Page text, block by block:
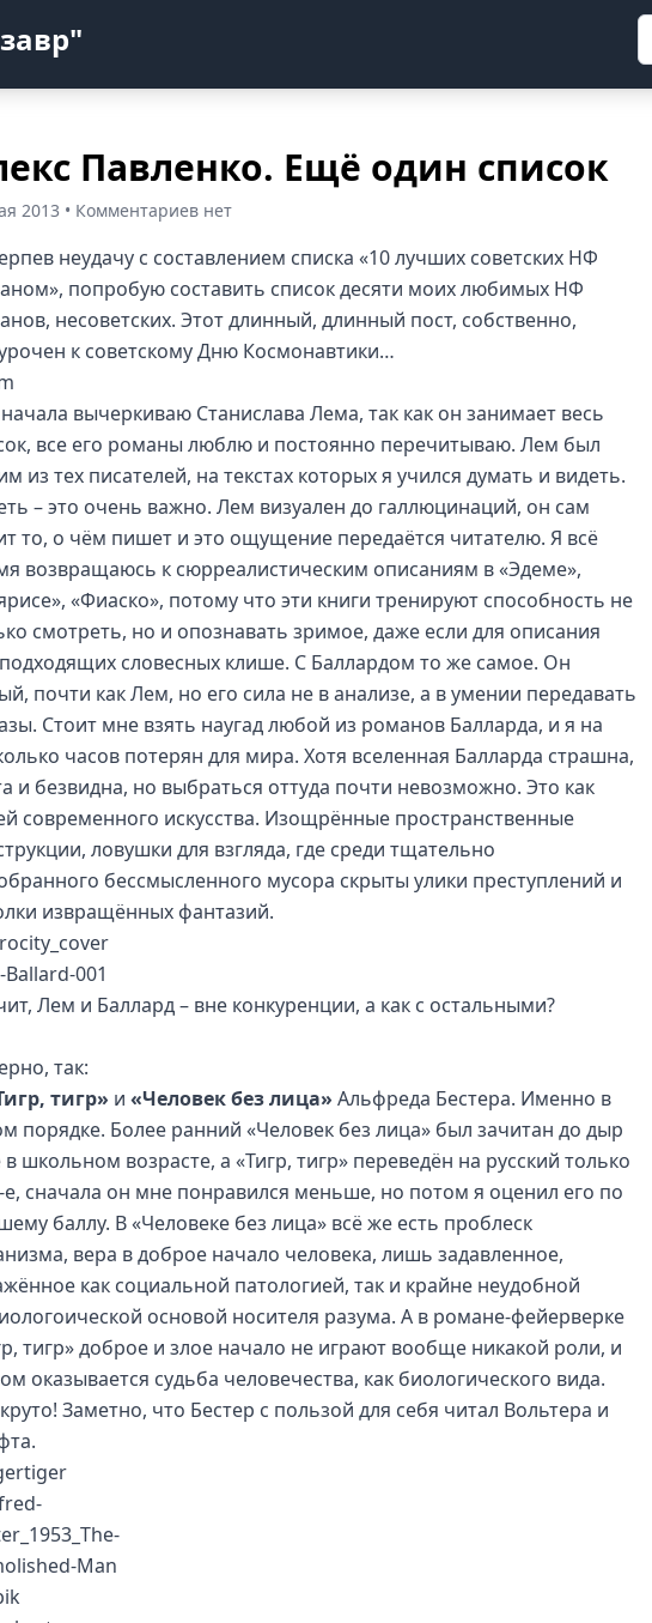
Павленко. Ещё один список
2013 • Комментариев нет
неудачу с составлением списка «10 лучших советских НФ
попробую составить список десяти моих любимых НФ
несоветских. Этот длинный, длинный пост, собственно,
к советскому Дню Космонавтики…
вычеркиваю Станислава Лема, так как он занимает весь
все его романы люблю и постоянно перечитываю. Лем был
из тех писателей, на текстах которых я учился думать и видеть.
– это очень важно. Лем визуален до галлюцинаций, он сам
то, о чём пишет и это ощущение передаётся читателю. Я всё
возвращаюсь к сюрреалистическим описаниям в «Эдеме»,
«Фиаско», потому что эти книги тренируют способность не
смотреть, но и опознавать зримое, даже если для описания
словесных клише. С Баллардом то же самое. Он
почти как Лем, но его сила не в анализе, а в умении передавать
Стоит мне взять наугад любой из романов Балларда, и я на
часов потерян для мира. Хотя вселенная Балларда страшна,
и безвидна, но выбраться оттуда почти невозможно. Это как
современного искусства. Изощрённые пространственные
ловушки для взгляда, где среди тщательно
бессмысленного мусора скрыты улики преступлений и
извращённых фантазий.
Лем и Баллард – вне конкуренции, а как с остальными?
так:
тигр» и «Человек без лица» Альфреда Бестера. Именно в
порядке. Более ранний «Человек без лица» был зачитан до дыр
школьном возрасте, а «Тигр, тигр» переведён на русский только
е, сначала он мне понравился меньше, но потом я оценил его по
баллу. В «Человеке без лица» всё же есть проблеск
вера в доброе начало человека, лишь задавленное,
как социальной патологией, так и крайне неудобной
основой носителя разума. А в романе-фейерверке
тигр» доброе и злое начало не играют вообще никакой роли, и
оказывается судьба человечества, как биологического вида.
Заметно, что Бестер с пользой для себя читал Вольтера и